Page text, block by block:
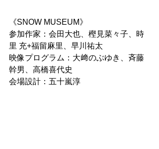
《SNOW MUSEUM》
参加作家：会田大也、樫見菜々子、時
里 充+福留麻里、早川祐太
映像プログラム：大﨑のぶゆき、斉藤
幹男、高橋喜代史
会場設計：五十嵐淳